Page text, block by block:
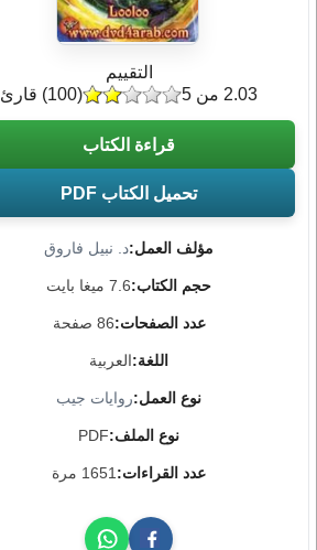
مؤلف العمل:د. نبيل فاروق
حجم الكتاب:7.6 ميغا بايت
عدد الصفحات:86 صفحة
اللغة:العربية
نوع العمل:روايات جيب
نوع الملف:PDF
عدد القراءات: 1651 مرة
التقييم
(
100) قارئ 2.03 من 5
قراءة الكتاب
تحميل الكتاب PDF